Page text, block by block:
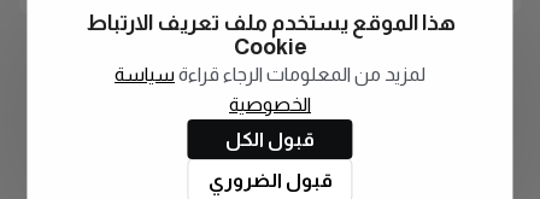
هذا الموقع يستخدم ملف تعريف الارتباط
Cookie
لمزيد من المعلومات الرجاء قراءة سياسة
الخصوصية
قبول الكل
قبول الضروري